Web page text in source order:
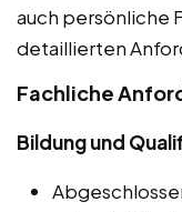
auch persönliche
detaillierten
Fachliche
Bildung und